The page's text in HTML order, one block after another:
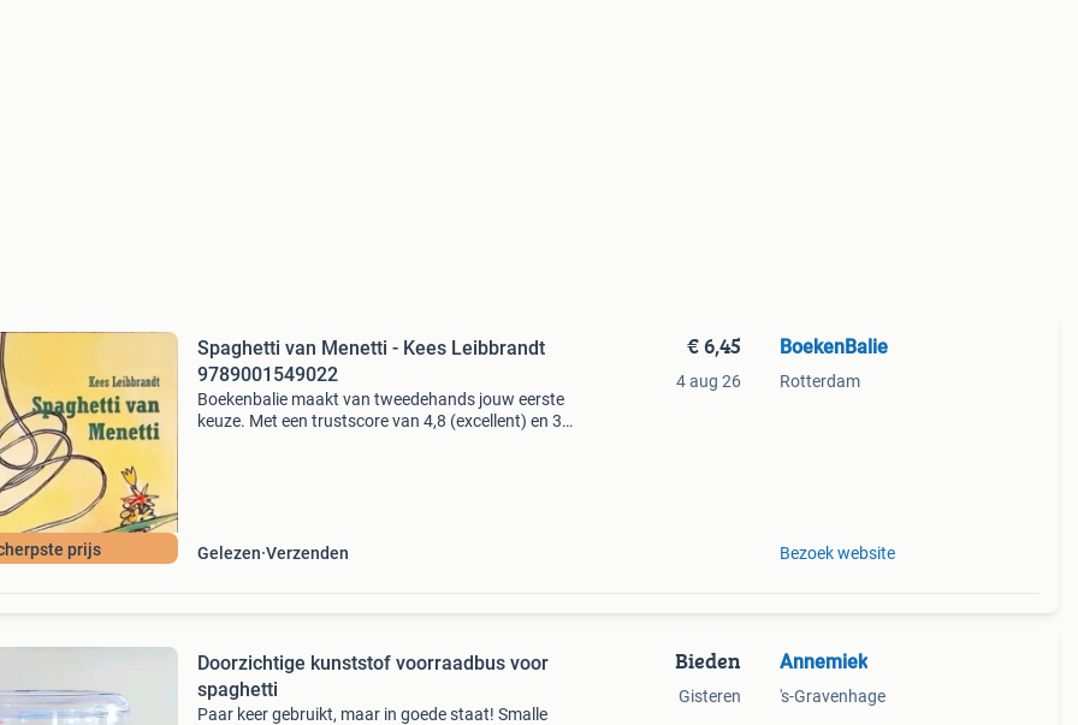
prijs
Spaghetti van Menetti - Kees Leibbrandt
9789001549022
Boekenbalie maakt van tweedehands jouw eerste
keuze. Met een trustscore van 4,8 (excellent) en 30
Gelezen Verzenden
€ 6,45
4 aug 26
BoekenBalie
Rotterdam
Bezoek website
Doorzichtige kunststof voorraadbus voor
spaghetti
Paar keer gebruikt, maar in goede staat! Smalle
Bieden
Gisteren
Annemiek
's-Gravenhage